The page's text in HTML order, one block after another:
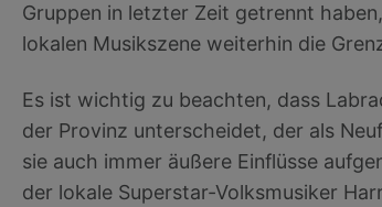
Gruppen in letzter Zeit getrennt
lokalen Musikszene weiterhin die
Es ist wichtig zu beachten, dass
der Provinz unterscheidet, der als
sie auch immer äußere Einflüsse
der lokale Superstar-Volksmusiker